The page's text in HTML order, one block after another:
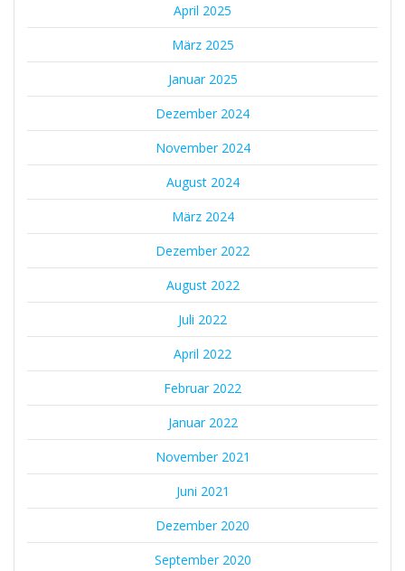
April 2025
März 2025
Januar 2025
Dezember 2024
November 2024
August 2024
März 2024
Dezember 2022
August 2022
Juli 2022
April 2022
Februar 2022
Januar 2022
November 2021
Juni 2021
Dezember 2020
September 2020